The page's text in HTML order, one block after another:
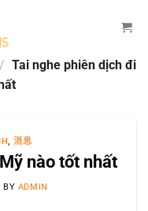
/ Tai nghe phiên dịch đi
,消息
nào tốt nhất
BY ADMIN